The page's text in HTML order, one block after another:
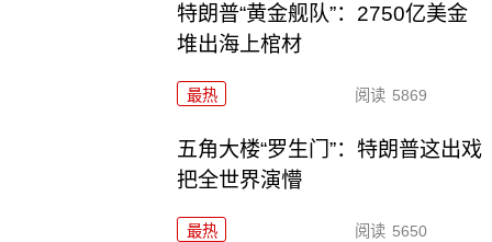
特朗普“黄金舰队”：2750亿美金
堆出海上棺材
最热 阅读 5869
五角大楼“罗生门”：特朗普这出戏
把全世界演懵
最热 阅读 5650